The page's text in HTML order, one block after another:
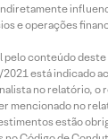
e operações
pelo conteúdo
2021 está indicado
no relatório, o
mencionado no
estão